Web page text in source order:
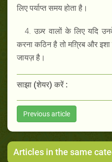
लिए पर्याप्त समय होता है।
4. उज़्र वालों के लिए यदि
करना कठिन है तो मग़्रिब और
जायज़ है।
साझा (शेयर) करें :
Previous article
Articles in the same